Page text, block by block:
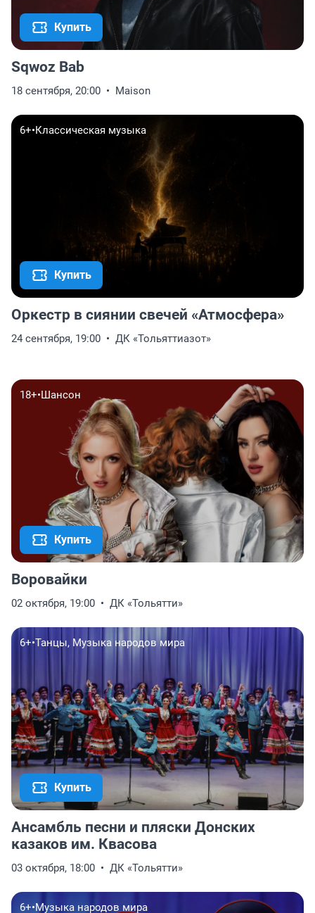
Купить
Sqwoz Bab
18 сентября, 20:00 Maison
6+•Классическая музыка
Купить
Оркестр в сиянии свечей «Атмосфера»
24 сентября, 19:00 ДК «Тольяттиазот»
18+•Шансон
Купить
Воровайки
02 октября, 19:00 ДК «Тольятти»
6+•Танцы, Музыка народов мира
Купить
Ансамбль песни и пляски Донских
казаков им. Квасова
03 октября, 18:00 ДК «Тольятти»
6+•Музыка народов мира